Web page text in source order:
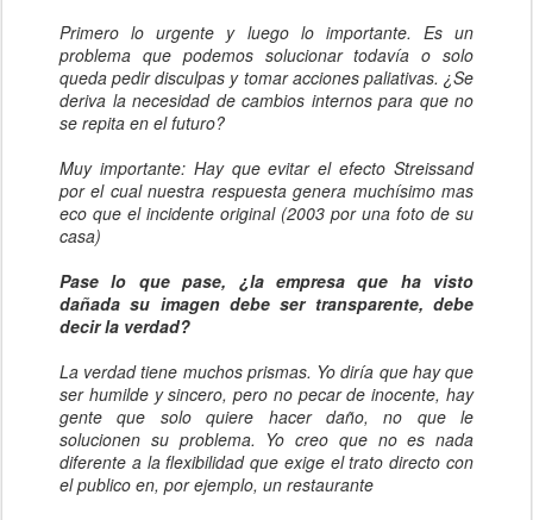
Primero lo urgente y luego lo importante. Es un
problema que podemos solucionar todavía o solo
queda pedir disculpas y tomar acciones paliativas. ¿Se
deriva la necesidad de cambios internos para que no
se repita en el futuro?
Muy importante: Hay que evitar el efecto Streissand
por el cual nuestra respuesta genera muchísimo mas
eco que el incidente original (2003 por una foto de su
casa)
Pase lo que pase, ¿la empresa que ha visto
dañada su imagen debe ser transparente, debe
decir la verdad?
La verdad tiene muchos prismas. Yo diría que hay que
ser humilde y sincero, pero no pecar de inocente, hay
gente que solo quiere hacer daño, no que le
solucionen su problema. Yo creo que no es nada
diferente a la flexibilidad que exige el trato directo con
el publico en, por ejemplo, un restaurante